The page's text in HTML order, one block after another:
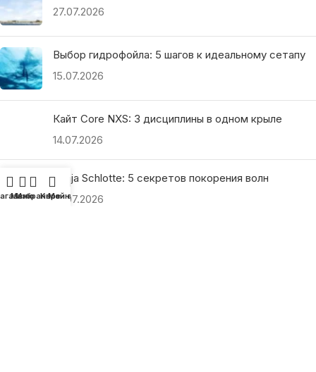
27.07.2026
Выбор гидрофойла: 5 шагов к идеальному сетапу
15.07.2026
Кайт Core NXS: 3 дисциплины в одном крыле
14.07.2026
Ranja Schlotte: 5 секретов покорения волн
13.07.2026
Меню
Избранное
Корзина
Мой аккаунт